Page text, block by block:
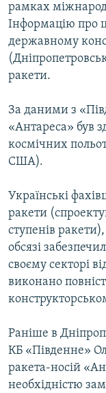
рамках
Інформацію про
державному
ракети.
За даними з
«Антареса» був
космічних
США).
Українські
ракети
ступенів
обсязі
своєму секторі
виконано
Раніше в
КБ «Південне»
ракета-носій
необхідністю